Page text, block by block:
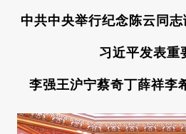
中共中央举行纪念陈云同
习近平发表重
李强王沪宁蔡奇丁薛祥李